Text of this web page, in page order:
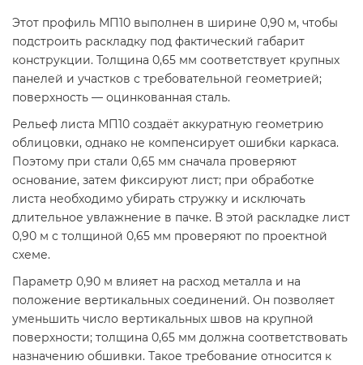
Этот профиль МП10 выполнен в ширине 0,90 м, чтобы
подстроить раскладку под фактический габарит
конструкции. Толщина 0,65 мм соответствует крупных
панелей и участков с требовательной геометрией;
поверхность — оцинкованная сталь.
Рельеф листа МП10 создаёт аккуратную геометрию
облицовки, однако не компенсирует ошибки каркаса.
Поэтому при стали 0,65 мм сначала проверяют
основание, затем фиксируют лист; при обработке
листа необходимо убирать стружку и исключать
длительное увлажнение в пачке. В этой раскладке лист
0,90 м с толщиной 0,65 мм проверяют по проектной
схеме.
Параметр 0,90 м влияет на расход металла и на
положение вертикальных соединений. Он позволяет
уменьшить число вертикальных швов на крупной
поверхности; толщина 0,65 мм должна соответствовать
назначению обшивки. Такое требование относится к